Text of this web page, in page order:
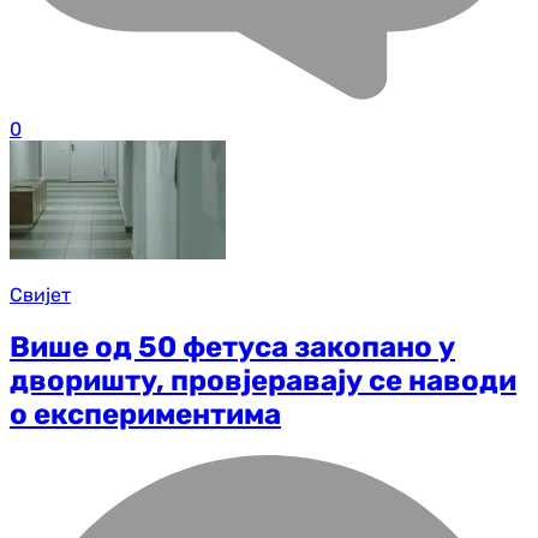
0
Свијет
Више од 50 фетуса закопано у
дворишту, провјеравају се наводи
о експериментима